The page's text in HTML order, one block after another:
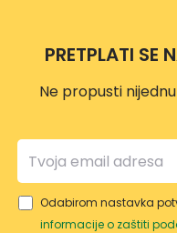
PRETPLATI SE
Ne propusti
Odabirom nastavka
informacije o zaštiti